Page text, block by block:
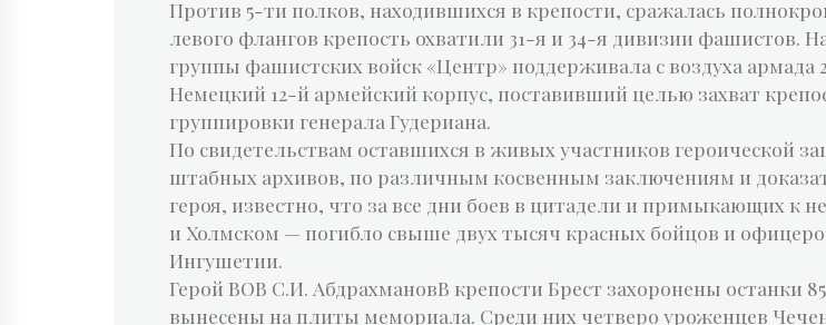
Против 5-ти полков, находившихся в крепости, сражалась
левого флангов крепость охватили 31-я и 34-я дивизии фашистов.
группы фашистских войск «Центр» поддерживала с воздуха армада
Немецкий 12-й армейский корпус, поставивший целью захват
группировки генерала Гудериана.
По свидетельствам оставшихся в живых участников героической
штабных архивов, по различным косвенным заключениям и
героя, известно, что за все дни боев в цитадели и примыкающих к
и Холмском — погибло свыше двух тысяч красных бойцов и
Ингушетии.
Герой ВОВ С.И. АбдрахмановВ крепости Брест захоронены останки
вынесены на плиты мемориала. Среди них четверо уроженцев